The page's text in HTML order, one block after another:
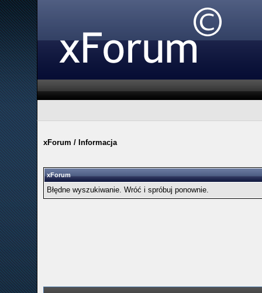
xForum / Informacja
xForum
Błędne wyszukiwanie. Wróć i spróbuj ponownie.